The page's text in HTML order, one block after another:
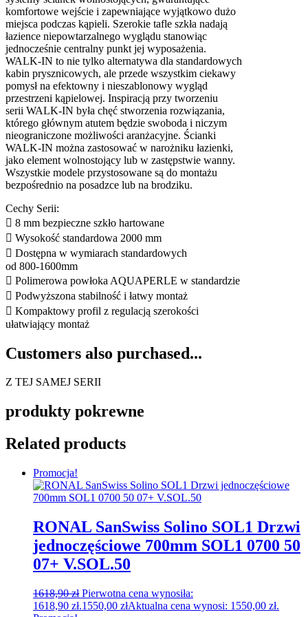
komfortowe wejście i zapewniające wyjątkowo dużo
miejsca podczas kąpieli. Szerokie tafle szkła nadają
łazience niepowtarzalnego wyglądu stanowiąc
jednocześnie centralny punkt jej wyposażenia.
WALK-IN to nie tylko alternatywa dla standardowych
kabin prysznicowych, ale przede wszystkim ciekawy
pomysł na efektowny i nieszablonowy wygląd
przestrzeni kąpielowej. Inspiracją przy tworzeniu
serii WALK-IN była chęć stworzenia rozwiązania,
którego głównym atutem będzie swoboda i niczym
nieograniczone możliwości aranżacyjne. Ścianki
WALK-IN można zastosować w narożniku łazienki,
jako element wolnostojący lub w zastępstwie wanny.
Wszystkie modele przystosowane są do montażu
bezpośrednio na posadzce lub na brodziku.
Cechy Serii:
 8 mm bezpieczne szkło hartowane
 Wysokość standardowa 2000 mm
 Dostępna w wymiarach standardowych
od 800-1600mm
 Polimerowa powłoka AQUAPERLE w standardzie
 Podwyższona stabilność i łatwy montaż
 Kompaktowy profil z regulacją szerokości
ułatwiający montaż
Customers also purchased...
Z TEJ SAMEJ SERII
produkty pokrewne
Related products
Promocja!
RONAL SanSwiss Solino SOL1 Drzwi
jednoczęściowe 700mm SOL1 0700 50
07+ V.SOL.50
1618,90zł Pierwotna cena wynosiła:
1618,90 zł.1550,00 złAktualna cena wynosi: 1550,00 zł.